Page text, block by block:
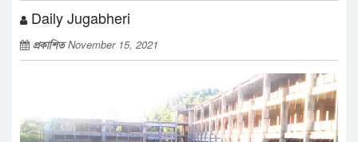
Daily Jugabheri
প্রকাশিতNovember 15, 2021